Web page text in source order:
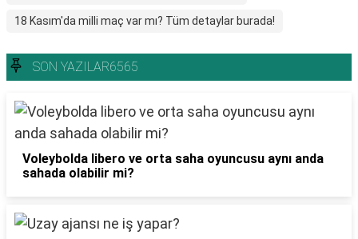
18 Kasım'da milli maç var mı? Tüm detaylar burada!
SON YAZILAR6565
Voleybolda libero ve orta saha oyuncusu aynı anda
sahada olabilir mi?